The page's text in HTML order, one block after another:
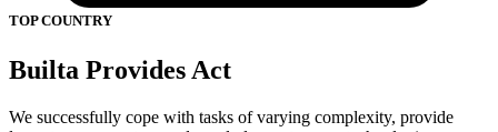
TOP COUNTRY
Builta Provides Act
We successfully cope with tasks of varying complexity, provide